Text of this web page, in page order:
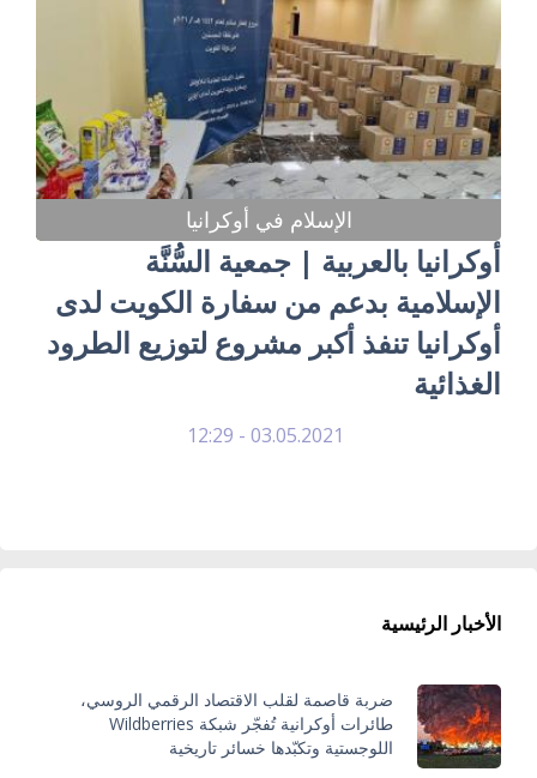
الإسلام في أوكرانيا
أوكرانيا بالعربية | جمعية السُّنَّة
الإسلامية بدعم من سفارة الكويت لدى
أوكرانيا تنفذ أكبر مشروع لتوزيع الطرود
الغذائية
03.05.2021 - 12:29
الأخبار الرئيسية
ضربة قاصمة لقلب الاقتصاد الرقمي الروسي،
طائرات أوكرانية تُفجّر شبكة Wildberries
اللوجستية وتكبّدها خسائر تاريخية